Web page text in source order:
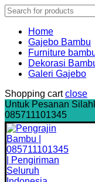
Search
for:
Home
Gajebo Bambu
Furniture
Dekorasi
Galeri Gajebo
Shopping cart close
Untuk Pesanan
085711101345